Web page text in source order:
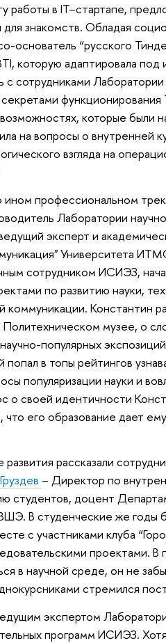
работы в IT–стартапе,
для знакомств. Обладая
основатель “русского
которую адаптировала
с сотрудниками
функционирования
которые были
на вопросы о внутренней
взгляда на
профессиональном
Лаборатории
эксперт и
Университета
сотрудником ИСИЭЗ,
по развитию науки,
коммуникации. Константин
музее, о
популярных
попал в топы рейтингов
популяризации науки и
о своей идентичности
что его образование дает
рассказали
– Директор по
студентов, доцент
В студенческие же годы
с участниками клуба
проектами.
в научной среде, он не
стремился
экспертом
программ ИСИЭЗ.